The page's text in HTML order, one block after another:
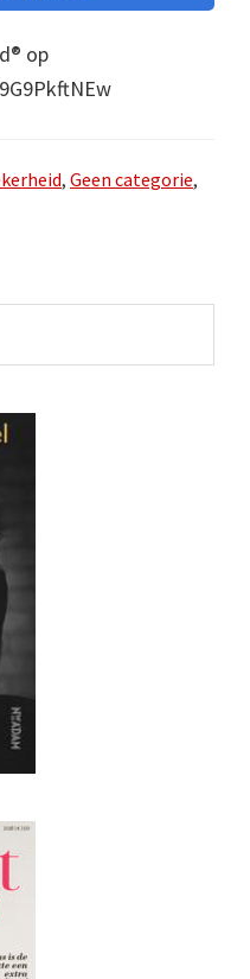
op
, Geen categorie,